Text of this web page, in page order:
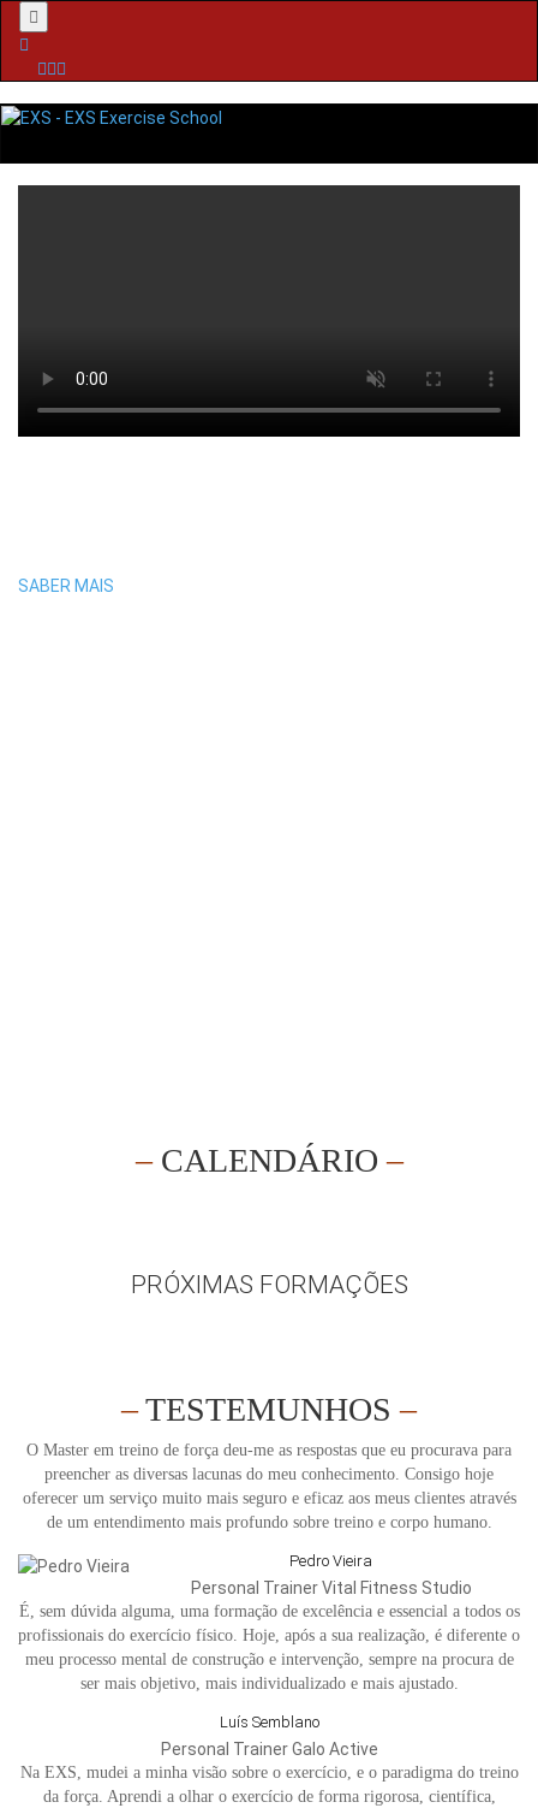
Menu
SABER MAIS
–CALENDÁRIO–
PRÓXIMAS FORMAÇÕES
–TESTEMUNHOS–
O Master em treino de força deu-me as respostas que eu procurava para
preencher as diversas lacunas do meu conhecimento. Consigo hoje
oferecer um serviço muito mais seguro e eficaz aos meus clientes através
de um entendimento mais profundo sobre treino e corpo humano.
Pedro Vieira
Personal Trainer Vital Fitness Studio
É, sem dúvida alguma, uma formação de excelência e essencial a todos os
profissionais do exercício físico. Hoje, após a sua realização, é diferente o
meu processo mental de construção e intervenção, sempre na procura de
ser mais objetivo, mais individualizado e mais ajustado.
Luís Semblano
Personal Trainer Galo Active
Na EXS, mudei a minha visão sobre o exercício, e o paradigma do treino
da força. Aprendi a olhar o exercício de forma rigorosa, científica,